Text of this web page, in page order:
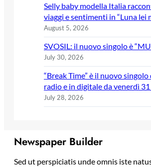
Selly baby modella Italia
viaggi e sentimenti in “Luna lei
August 5, 2026
SVOSIL: il nuovo singolo è
July 30, 2026
“Break Time” è il nuovo singolo
radio e in digitale da venerdì
July 28, 2026
Newspaper Builder
Sed ut perspiciatis unde omnis iste